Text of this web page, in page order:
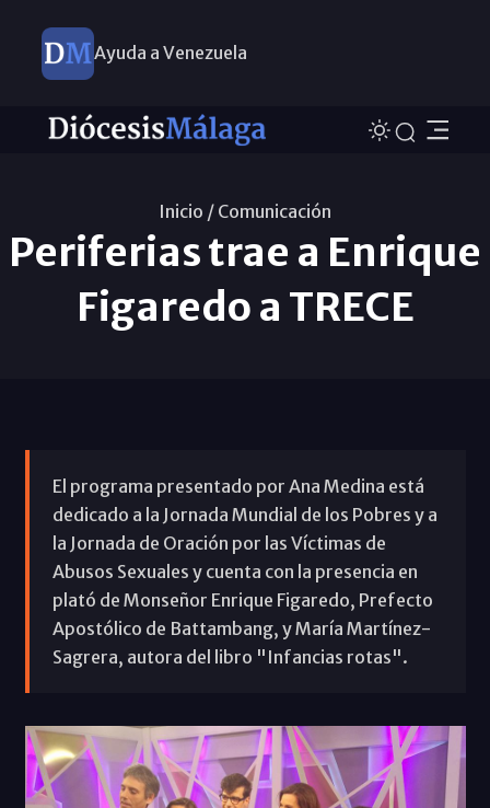
Ayuda a Venezuela
Inicio / Comunicación
Periferias trae a Enrique
Figaredo a TRECE
El programa presentado por Ana Medina está
dedicado a la Jornada Mundial de los Pobres y a
la Jornada de Oración por las Víctimas de
Abusos Sexuales y cuenta con la presencia en
plató de Monseñor Enrique Figaredo, Prefecto
Apostólico de Battambang, y María Martínez-
Sagrera, autora del libro "Infancias rotas".